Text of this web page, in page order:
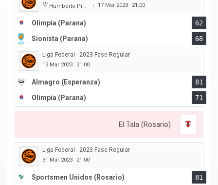
Humberto Pietranera | 17 Mar 2023 21:00
Olimpia (Parana)
62
Sionista (Parana)
68
Liga Federal - 2023 Fase Regular
13 Mar 2023 21:00
Almagro (Esperanza)
81
Olimpia (Parana)
71
El Tala (Rosario)
Liga Federal - 2023 Fase Regular
31 Mar 2023 21:00
Sportsmen Unidos (Rosario) 81